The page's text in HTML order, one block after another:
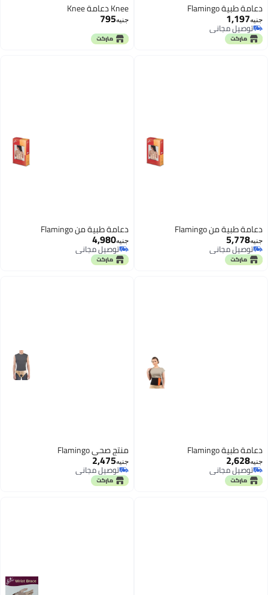
دعامة طبية Flamingo
جنيه1,197
توصيل مجاني
توصيل مجاني
Knee دعامة Knee
جنيه795
دعامة طبية من Flamingo
جنيه5,778
توصيل مجاني
توصيل مجاني
دعامة طبية من Flamingo
جنيه4,980
توصيل مجاني
توصيل مجاني
دعامة طبية Flamingo
جنيه2,628
توصيل مجاني
توصيل مجاني
منتج صحي Flamingo
جنيه2,475
توصيل مجاني
توصيل مجاني